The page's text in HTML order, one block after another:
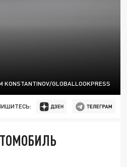
GLOBALLOOKPRESS